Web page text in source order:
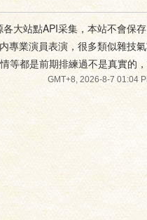
大站點API采集，本站不會保
業演員表演，很多類似雜技
等都是前期排練過不是真實的
GMT+8, 2026-8-7 01:04